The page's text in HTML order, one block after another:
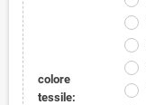
colore
tessile: